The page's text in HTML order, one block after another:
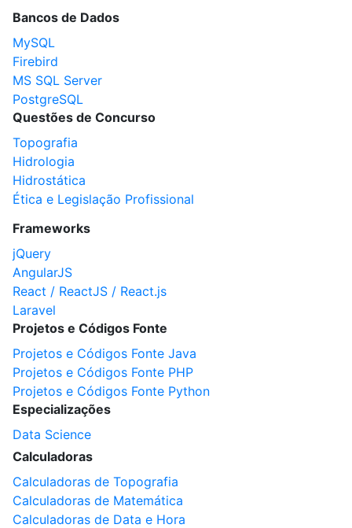
Bancos de Dados
MySQL
Firebird
MS SQL Server
PostgreSQL
Questões de Concurso
Topografia
Hidrologia
Hidrostática
Ética e Legislação Profissional
Frameworks
jQuery
AngularJS
React / ReactJS / React.js
Laravel
Projetos e Códigos Fonte
Projetos e Códigos Fonte Java
Projetos e Códigos Fonte PHP
Projetos e Códigos Fonte Python
Especializações
Data Science
Calculadoras
Calculadoras de Topografia
Calculadoras de Matemática
Calculadoras de Data e Hora